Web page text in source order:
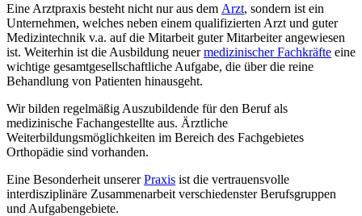
Eine Arztpraxis besteht nicht nur aus dem Arzt, sondern ist ein
Unternehmen, welches neben einem qualifizierten Arzt und guter
Medizintechnik v.a. auf die Mitarbeit guter Mitarbeiter angewiesen
ist. Weiterhin ist die Ausbildung neuermedizinischer Fachkräfte eine
wichtige gesamtgesellschaftliche Aufgabe, die über die reine
Behandlung von Patienten hinausgeht.
Wir bilden regelmäßig Auszubildende für den Beruf als
medizinische Fachangestellte aus. Ärztliche
Weiterbildungsmöglichkeiten im Bereich des Fachgebietes
Orthopädie sind vorhanden.
Eine Besonderheit unsererPraxis ist die vertrauensvolle
interdisziplinäre Zusammenarbeit verschiedenster Berufsgruppen
und Aufgabengebiete.